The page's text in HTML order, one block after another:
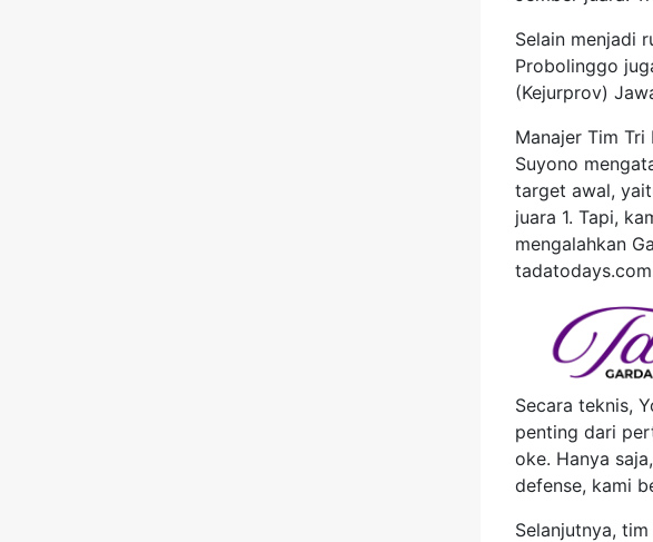
Selain menjadi
Probolinggo
(Kejurprov)
Manajer Tim
Suyono
target awal,
juara 1. Tapi,
mengalahkan
Secara teknis,
penting dari
oke. Hanya
defense, kami
Selanjutnya,